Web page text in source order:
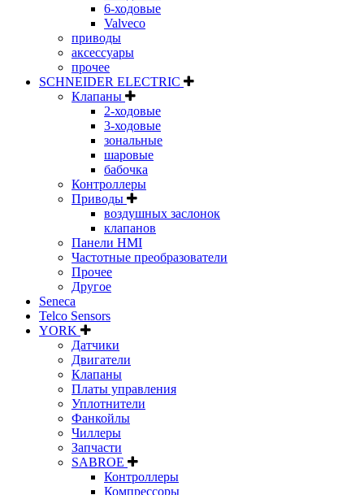
6-ходовые
Valveco
приводы
аксессуары
прочее
SCHNEIDER ELECTRIC
Клапаны
2-ходовые
3-ходовые
зональные
шаровые
бабочка
Контроллеры
Приводы
воздушных заслонок
клапанов
Панели HMI
Частотные преобразователи
Прочее
Другое
Seneca
Telco Sensors
YORK
Датчики
Двигатели
Клапаны
Платы управления
Уплотнители
Фанкойлы
Чиллеры
Запчасти
SABROE
Контроллеры
Компрессоры